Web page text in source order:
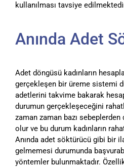
kullanılması tavsiye
Anında Adet
Adet döngüsü kadınların
gerçekleşen bir üreme sistemi
adetlerini takvime bakarak
durumun gerçekleşeceğini
zaman zaman bazı sebeplerden
olur ve bu durum kadınların
Anında adet söktürücü gibi bir
gelmemesi durumunda
yöntemler bulunmaktadır.